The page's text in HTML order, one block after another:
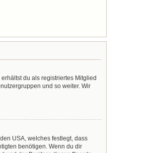
du als registriertes Mitglied
und so weiter. Wir
USA, welches festlegt, dass
benötigen. Wenn du dir